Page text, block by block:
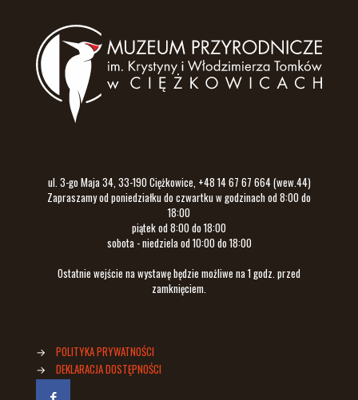
ul. 3-go Maja 34, 33-190 Ciężkowice, +48 14 67 67 664 (wew.44)
Zapraszamy od poniedziałku do czwartku w godzinach od 8:00 do
18:00
piątek od 8:00 do 18:00
sobota - niedziela od 10:00 do 18:00
Ostatnie wejście na wystawę będzie możliwe na 1 godz. przed
zamknięciem.
→
POLITYKA PRYWATNOŚCI
→
DEKLARACJA DOSTĘPNOŚCI